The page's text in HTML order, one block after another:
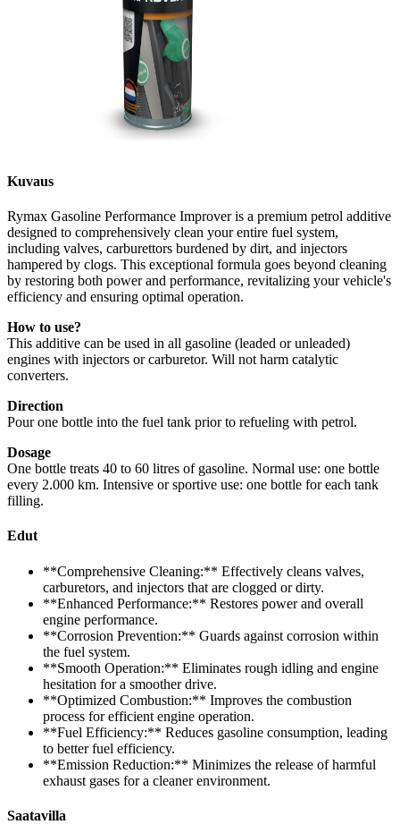
Kuvaus
Rymax Gasoline Performance Improver is a premium petrol additive
designed to comprehensively clean your entire fuel system,
including valves, carburettors burdened by dirt, and injectors
hampered by clogs. This exceptional formula goes beyond cleaning
by restoring both power and performance, revitalizing your vehicle's
efficiency and ensuring optimal operation.
How to use?
This additive can be used in all gasoline (leaded or unleaded)
engines with injectors or carburetor. Will not harm catalytic
converters.
Direction
Pour one bottle into the fuel tank prior to refueling with petrol.
Dosage
One bottle treats 40 to 60 litres of gasoline. Normal use: one bottle
every 2.000 km. Intensive or sportive use: one bottle for each tank
filling.
Edut
**Comprehensive Cleaning:** Effectively cleans valves,
carburetors, and injectors that are clogged or dirty.
**Enhanced Performance:** Restores power and overall
engine performance.
**Corrosion Prevention:** Guards against corrosion within
the fuel system.
**Smooth Operation:** Eliminates rough idling and engine
hesitation for a smoother drive.
**Optimized Combustion:** Improves the combustion
process for efficient engine operation.
**Fuel Efficiency:** Reduces gasoline consumption, leading
to better fuel efficiency.
**Emission Reduction:** Minimizes the release of harmful
exhaust gases for a cleaner environment.
Saatavilla